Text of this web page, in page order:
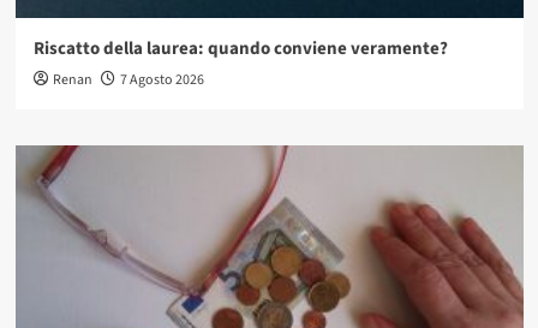
Riscatto della laurea: quando conviene veramente?
Renan 7 Agosto 2026